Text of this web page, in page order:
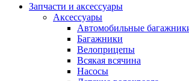
Запчасти и аксессуары
Аксессуары
Автомобильные
Багажники
Велоприцепы
Всякая всячина
Насосы